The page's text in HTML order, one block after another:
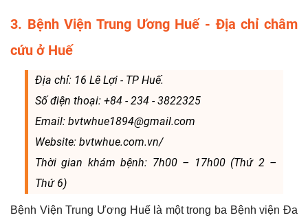
3. Bệnh Viện Trung Ương Huế - Địa chỉ châm
cứu ở Huế
Địa chỉ: 16 Lê Lợi - TP Huế.
Số điện thoại: +84 - 234 - 3822325
Email: bvtwhue1894@gmail.com
Website: bvtwhue.com.vn/
Thời gian khám bệnh: 7h00 – 17h00 (Thứ 2 –
Thứ 6)
Bệnh Viện Trung Ương Huế là một trong ba Bệnh viện Đa